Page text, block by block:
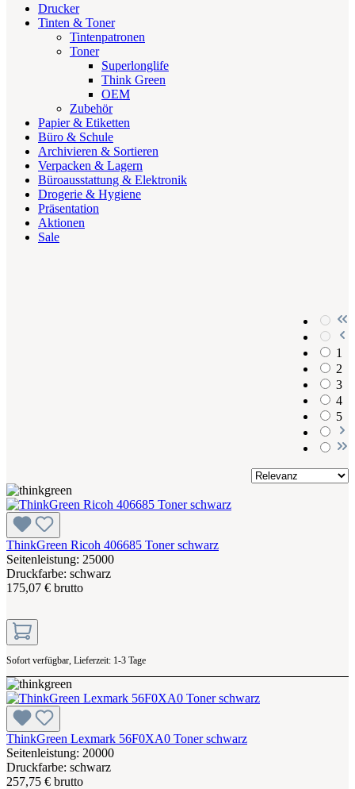
Drucker
Tinten & Toner
Tintenpatronen
Toner
Superlonglife
Think Green
OEM
Zubehör
Papier & Etiketten
Büro & Schule
Archivieren & Sortieren
Verpacken & Lagern
Büroausstattung & Elektronik
Drogerie & Hygiene
Präsentation
Aktionen
Sale
1
2
3
4
5
ThinkGreen Ricoh 406685 Toner schwarz
Seitenleistung: 25000
Druckfarbe: schwarz
175,07 € brutto
Sofort verfügbar, Lieferzeit: 1-3 Tage
ThinkGreen Lexmark 56F0XA0 Toner schwarz
Seitenleistung: 20000
Druckfarbe: schwarz
257,75 € brutto